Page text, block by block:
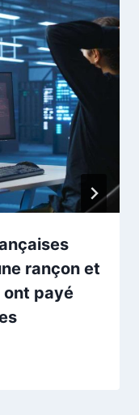
rançon et
ont payé